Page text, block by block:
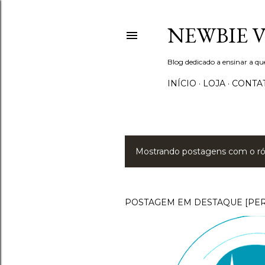
NEWBIE
Blog dedicado a ensinar a
INÍCIO LOJA
P
s
Mostrando postagens com o
POSTAGEM EM DESTAQUE